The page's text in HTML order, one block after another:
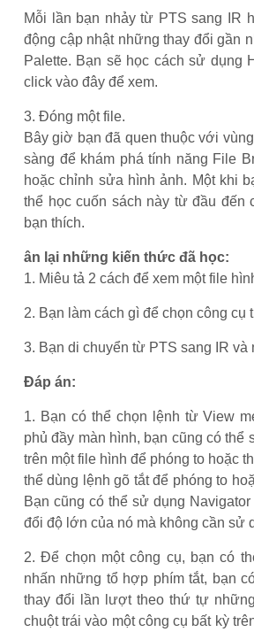
Mỗi lần bạn nhảy từ PTS sang IR
động cập nhật những thay đổi gần
Palette. Bạn sẽ học cách sử dụng
click vào đây để xem.
3. Đóng một file.
Bây giờ bạn đã quen thuộc với
sàng để khám phá tính năng File
hoặc chỉnh sửa hình ảnh. Một khi
thể học cuốn sách này từ đầu đến
bạn thích.
ân lại những kiến thức đã học:
1. Miêu tả 2 cách để xem một file
2. Bạn làm cách gì để chọn công cụ
3. Bạn di chuyển từ PTS sang IR
Đáp án:
1. Bạn có thể chọn lệnh từ View
phủ đầy màn hình, bạn cũng có thể
trên một file hình để phóng to hoặc
thể dùng lệnh gõ tắt để phóng to
Bạn cũng có thể sử dụng
đổi độ lớn của nó mà không cần sử
2. Để chọn một công cụ, bạn có
nhấn những tổ hợp phím tắt, bạn
thay đổi lần lượt theo thứ tự
chuột trái vào một công cụ bất kỳ